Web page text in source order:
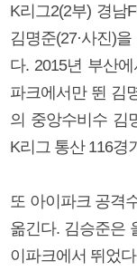
K리그2(2부) 경남
김명준(27·사진)
다. 2015년 부산
파크에서만 뛴 김
의 중앙수비수 김
K리그 통산 116경
또 아이파크 공격
옮긴다. 김승준은
이파크에서 뛰었